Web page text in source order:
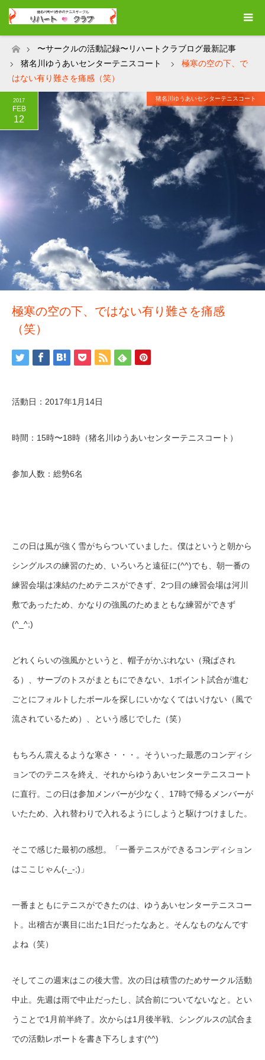
〜サークルの活動記録〜リハートクラブログ最新記事
猪名川ゆうあいセンターテニスコート
極寒の空の下、で
はない有り難さを痛感（笑）
2017
FEB
12
猪名川ゆうあいセンターテニスコート
極寒の空の下、ではない有り難さを痛感
（笑）
活動日：2017年1月14日
時間：15時〜18時（猪名川ゆうあいセンターテニスコート）
参加人数：総勢6名
この日は風が強く雪がちらついていました。僕はというと朝から
シングルスの練習のため、いろいろと遠征に(^^)でも、朝一番の
練習会場は凍結のためテニスができず、2つ目の練習会場は河川
敷であったため、かなりの強風のためまともな練習ができず
(^_^;)
どれくらいの強風かというと、帽子がかぶれない（飛ばされ
る）、サーブのトスがまともにできない、1ポイント試合が進む
ごとにフォルトしたボールを探しにいかなくてはいけない（風で
流されているため）、という感じでした（笑）
もちろん震えるような寒さ・・・。そういった最悪のコンディシ
ョンでのテニスを終え、それからゆうあいセンターテニスコート
に直行。この日は参加メンバーが少なく、17時で帰るメンバーが
いたため、入れ替わりで入れるようにしようと駆けつけました。
そこで感じた最初の感想。「一番テニスができるコンディション
はここじゃん(-_-;)」
一番まともにテニスができたのは、ゆうあいセンターテニスコー
ト。出稽古が裏目に出た1日だったなあと。そんなものなんです
よね（笑）
そしてこの週末はこの後大雪。次の日は積雪のためサークル活動
中止。先週は雨で中止だったし、試合前についてないなと。とい
うことで1月前半終了。次からは1月後半戦、シングルスの試合ま
での活動レポートを書き下ろします(^^)